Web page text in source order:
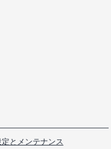
とメンテナンス